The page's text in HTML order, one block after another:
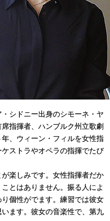
シドニー出身のシモーネ・ヤ
指揮者、ハンブルク州立歌劇
、ウィーン・フィルを女性指
ストラやオペラの指揮でたび
楽しみです。女性指揮者だか
とはありません。振る人によ
個性がでます。練習では彼女
ます。彼女の音楽性で、第九